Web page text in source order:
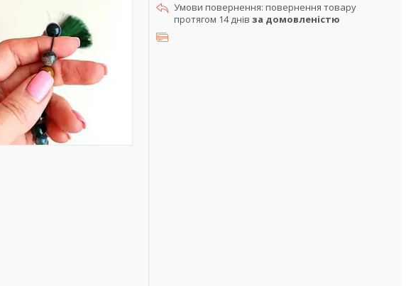
повернення товару
протягом 14 днів за домовленістю